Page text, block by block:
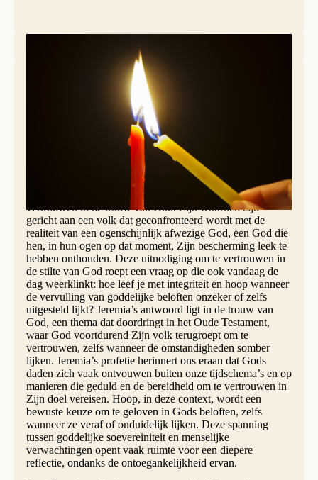
De eerste lezing uit de profeet Jeremia introduceert deze
spanning door middel van een belofte die verder reikt dan
de onmiddellijke historische context. Geschreven in een
tijd van ballingschap en politieke onrust, waren de
woorden van Jeremia aan Israël toen alle hoop verloren
leek: “Ik zal de belofte vervullen die Ik aan Israël en Juda
gedaan heb... Ik zal voor David een rechtvaardige
nakomeling laten opstaan; hij zal recht en gerechtigheid
doen in het land” (Jeremia 33:14-15). De belofte die
Jeremia hier brengt aan het volk roept op tot een radicaal
vertrouwen in de trouw van God. Zijn woorden zijn
gericht aan een volk dat geconfronteerd wordt met de
realiteit van een ogenschijnlijk afwezige God, een God die
hen, in hun ogen op dat moment, Zijn bescherming leek te
hebben onthouden. Deze uitnodiging om te vertrouwen in
de stilte van God roept een vraag op die ook vandaag de
dag weerklinkt: hoe leef je met integriteit en hoop wanneer
de vervulling van goddelijke beloften onzeker of zelfs
uitgesteld lijkt? Jeremia’s antwoord ligt in de trouw van
God, een thema dat doordringt in het Oude Testament,
waar God voortdurend Zijn volk terugroept om te
vertrouwen, zelfs wanneer de omstandigheden somber
lijken. Jeremia’s profetie herinnert ons eraan dat Gods
daden zich vaak ontvouwen buiten onze tijdschema’s en op
manieren die geduld en de bereidheid om te vertrouwen in
Zijn doel vereisen. Hoop, in deze context, wordt een
bewuste keuze om te geloven in Gods beloften, zelfs
wanneer ze veraf of onduidelijk lijken. Deze spanning
tussen goddelijke soevereiniteit en menselijke
verwachtingen opent vaak ruimte voor een diepere
reflectie, ondanks de ontoegankelijkheid ervan.